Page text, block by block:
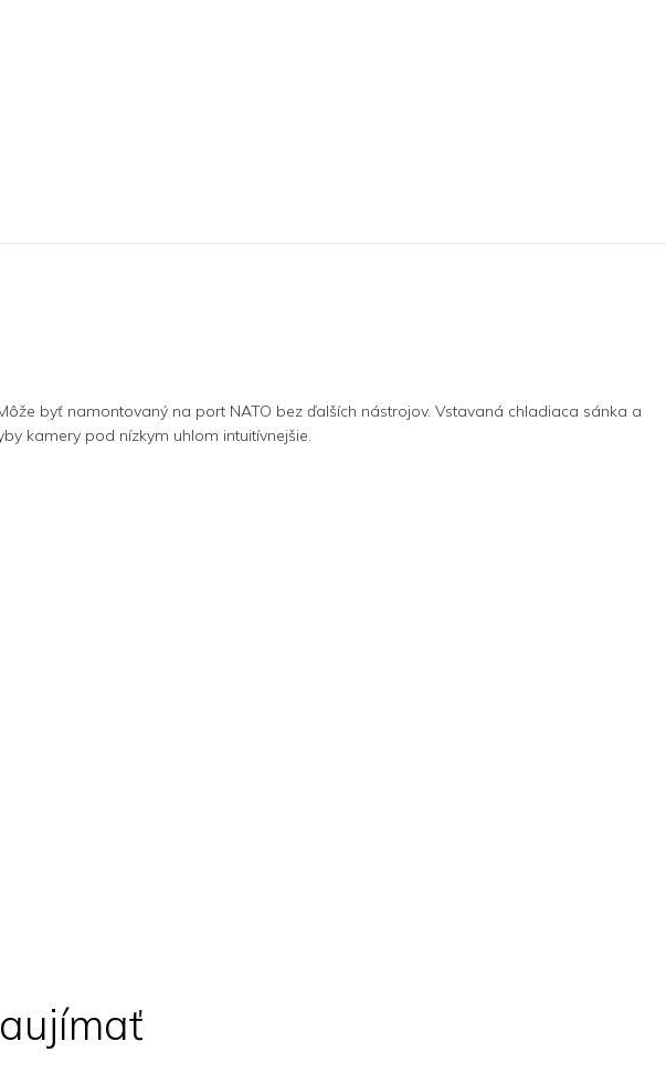
byť namontovaný na port NATO bez ďalších nástrojov. Vstavaná chladiaca sánka a
kamery pod nízkym uhlom intuitívnejšie.